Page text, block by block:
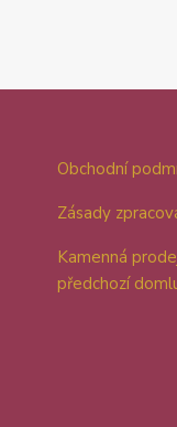
Obchodní
Zásady
Kamenná
předchozí